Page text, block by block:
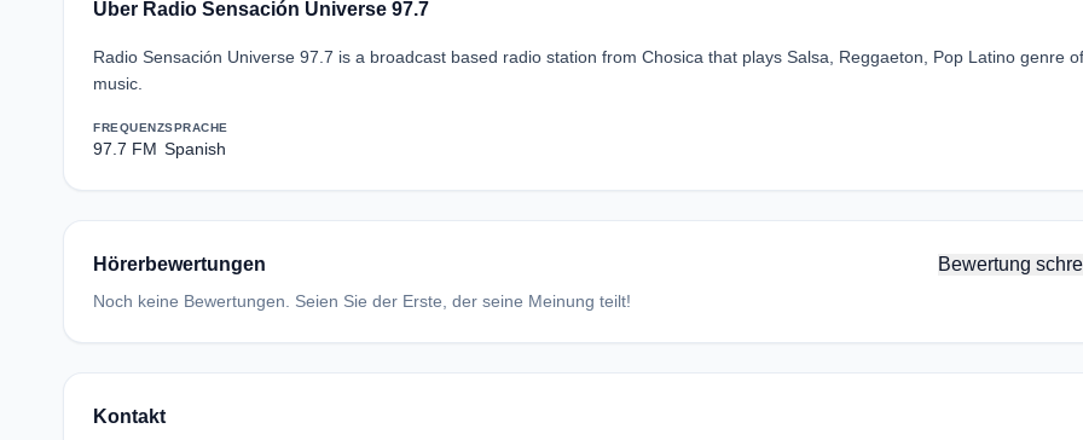
Über Radio Sensación Universe 97.7
Radio Sensación Universe 97.7 is a broadcast based radio station from Chosica that plays Salsa, Reggaeton, Pop Latino genre of
music.
FREQUENZ
97.7 FM
SPRACHE
Spanish
Hörerbewertungen Bewertung
Noch keine Bewertungen. Seien Sie der Erste, der seine Meinung teilt!
Kontakt